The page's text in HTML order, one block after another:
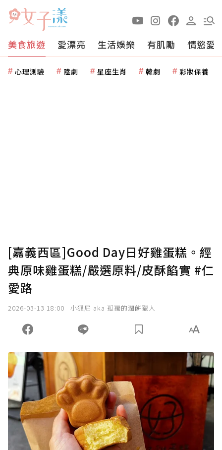
美食旅遊 愛漂亮 生活娛樂 有肌勵 情慾愛
心理測驗 陸劇 星座生肖 韓劇 彩妝保養
[嘉義西區]Good Day日好雞蛋糕。經
典原味雞蛋糕/嚴選原料/皮酥餡實 #仁
愛路
2026-03-13 18:00 小狐尼 aka 孤獨的潤餅獵人